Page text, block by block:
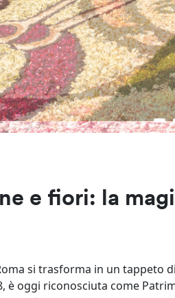
e fiori: la
si trasforma in un tappeto
è oggi riconosciuta come